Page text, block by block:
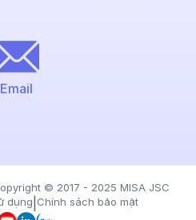
Email
© 2017 - 2025 MISA JSC
dụng Chính sách bảo mật